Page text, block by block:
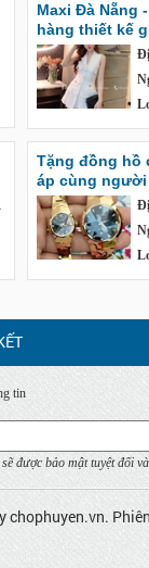
Maxi Đà Nẵng
hàng thiết kế
Tặng đồng hồ
áp cùng người
tin
được bảo mật tuyệt đối
chophuyen.vn.